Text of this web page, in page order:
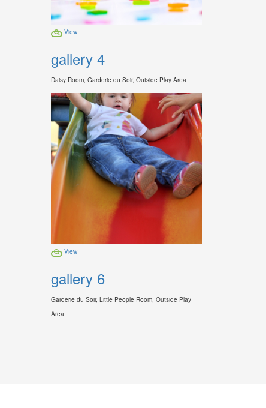
View
gallery 4
Daisy Room, Garderie du Soir, Outside Play Area
View
gallery 6
Garderie du Soir, Little People Room, Outside Play
Area